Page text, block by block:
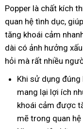
Popper là chất kích
quan hệ tình dục,
tăng khoái cảm
dài có ảnh hưởng
hỏi mà rất nhiều
Khi sử dụng
mang lại lợi ích
khoái cảm được
mẽ trong quan hệ